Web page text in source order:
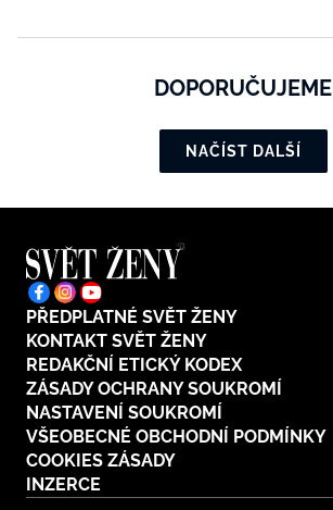
DOPORUČUJEME
NAČÍST DALŠÍ
PŘEDPLATNÉ SVĚT ŽENY
KONTAKT SVĚT ŽENY
REDAKČNÍ ETICKÝ KODEX
ZÁSADY OCHRANY SOUKROMÍ
NASTAVENÍ SOUKROMÍ
VŠEOBECNÉ OBCHODNÍ PODMÍNKY
COOKIES ZÁSADY
INZERCE